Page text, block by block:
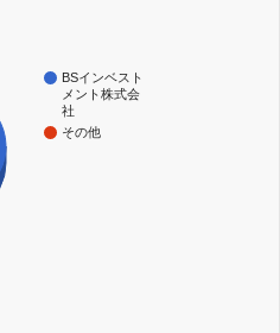
BSインベスト
メント株式会
社
その他